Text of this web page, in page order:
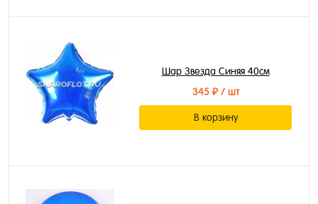
Шар Звезда Синяя 40см
345 ₽/ шт
В корзину